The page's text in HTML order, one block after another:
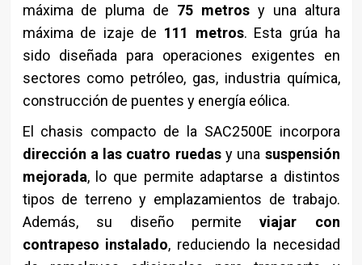
máxima de pluma de 75 metrosy una altura
máxima de izaje de 111 metros. Esta grúa ha
sido diseñada para operaciones exigentes en
sectores como petróleo, gas, industria química,
construcción de puentes y energía eólica.
El chasis compacto de la SAC2500E incorpora
dirección a las cuatro ruedasy una suspensión
mejorada, lo que permite adaptarse a distintos
tipos de terreno y emplazamientos de trabajo.
Además, su diseño permiteviajar con
contrapeso instalado, reduciendo la necesidad